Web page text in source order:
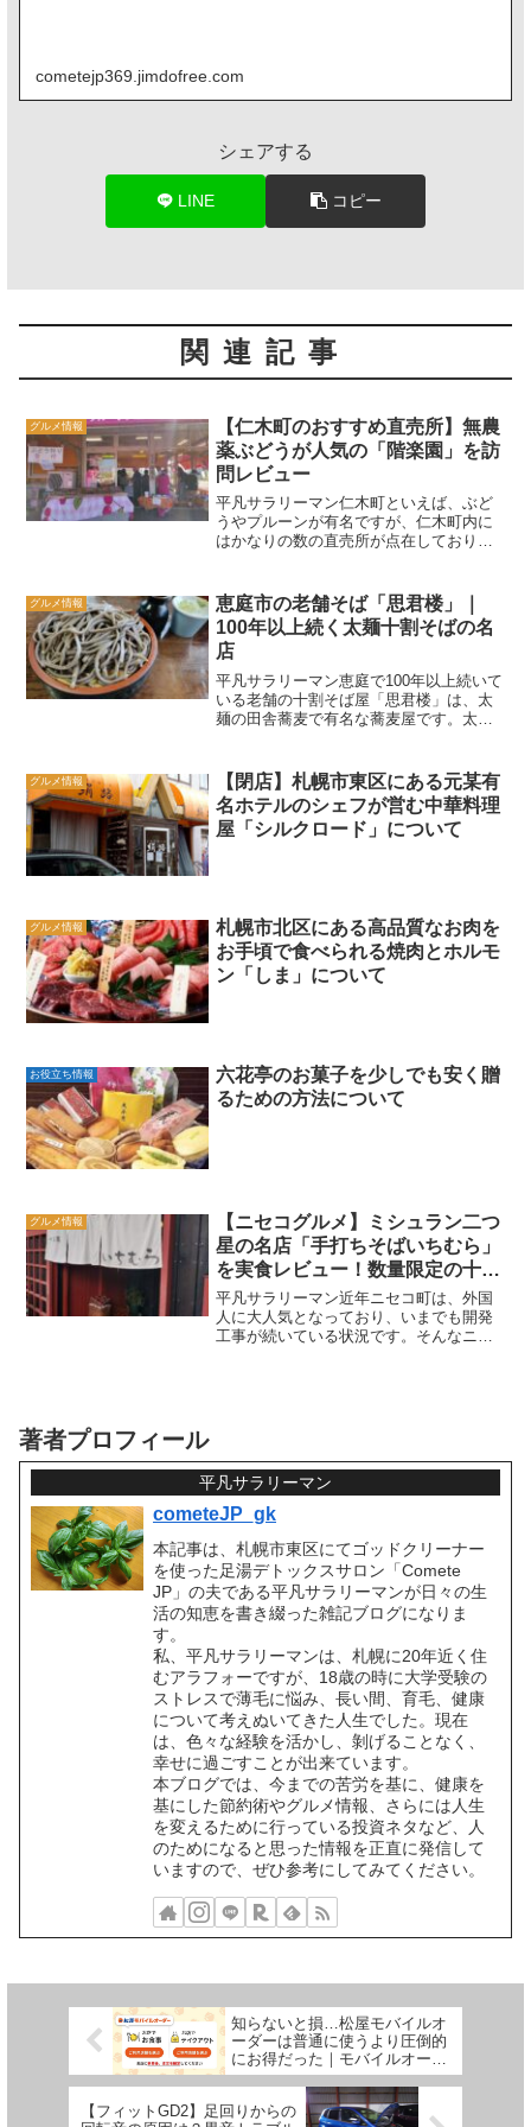
cometejp369.jimdofree.com
シェアする
LINE コピー
関連記事
グルメ情報
【仁木町のおすすめ直売所】無農
薬ぶどうが人気の「階楽園」を訪
問レビュー
平凡サラリーマン仁木町といえば、ぶど
うやプルーンが有名ですが、仁木町内に
はかなりの数の直売所が点在しておりま
りづらいところが難点です。今回は、仁
木町の直売所でもっとも余...
グルメ情報
恵庭市の老舗そば「思君楼」｜
100年以上続く太麺十割そばの名
店
平凡サラリーマン恵庭で100年以上続いて
いる老舗の十割そば屋「思君楼」は、太
麺の田舎蕎麦で有名な蕎麦屋です。太麺
の太さには好き嫌いがでるかもしれませ
んが、100年以上も...
グルメ情報
【閉店】札幌市東区にある元某有
名ホテルのシェフが営む中華料理
屋「シルクロード」について
グルメ情報
札幌市北区にある高品質なお肉を
お手頃で食べられる焼肉とホルモ
ン「しま」について
お役立ち情報
六花亭のお菓子を少しでも安く贈
るための方法について
グルメ情報
【ニセコグルメ】ミシュラン二つ
星の名店「手打ちそばいちむら」
を実食レビュー！数量限定の十割
そばは必食
平凡サラリーマン近年ニセコ町は、外国
人に大人気となっており、いまでも開発
工事が続いている状況です。そんなニセ
著者プロフィール
平凡サラリーマン
cometeJP_gk
本記事は、札幌市東区にてゴッドクリーナー
を使った足湯デトックスサロン「Comete
JP」の夫である平凡サラリーマンが日々の生
活の知恵を書き綴った雑記ブログになりま
す。
私、平凡サラリーマンは、札幌に20年近く住
むアラフォーですが、18歳の時に大学受験の
ストレスで薄毛に悩み、長い間、育毛、健康
について考えぬいてきた人生でした。現在
は、色々な経験を活かし、剝げることなく、
幸せに過ごすことが出来ています。
本ブログでは、今までの苦労を基に、健康を
基にした節約術やグルメ情報、さらには人生
を変えるために行っている投資ネタなど、人
のためになると思った情報を正直に発信して
いますので、ぜひ参考にしてみてください。
知らないと損…松屋モバイルオ
ーダーは普通に使うより圧倒的
にお得だった｜モバイルオーダ
ー完全ガイド
【フィットGD2】足回りからの